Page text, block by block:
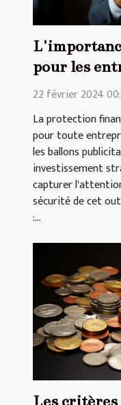
pour les
ballons
22 février 2024
La protection
pour toute
les ballons
investissement
capturer
sécurité de cet
:...
Les critères